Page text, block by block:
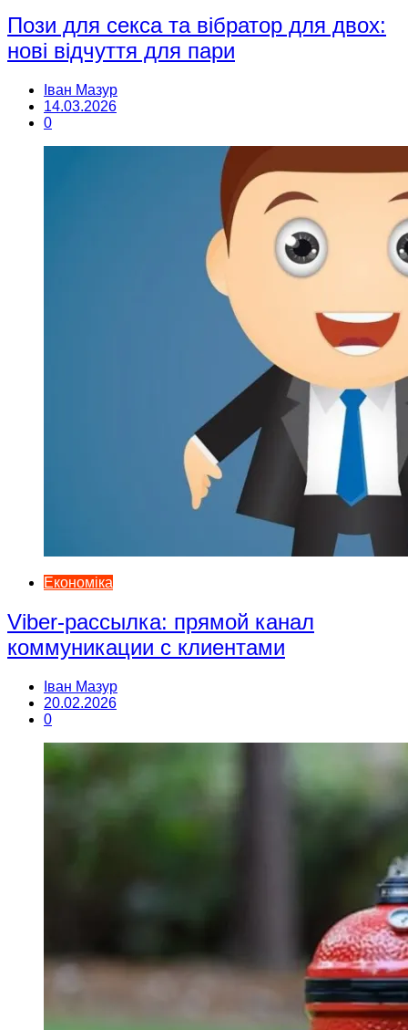
Пози для секса та вібратор для двох:
нові відчуття для пари
Іван Мазур
14.03.2026
0
Економіка
Viber-рассылка: прямой канал
коммуникации с клиентами
Іван Мазур
20.02.2026
0